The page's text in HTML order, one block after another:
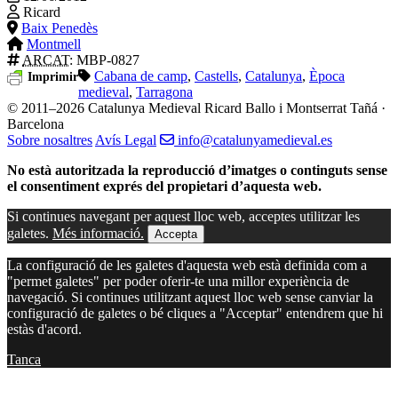
Ricard
Baix Penedès
Montmell
ARCAT: MBP-0827
Imprimir Cabana de camp, Castells, Catalunya, Època
medieval, Tarragona
© 2011–2026 Catalunya Medieval Ricard Ballo i Montserrat Tañá ·
Barcelona
Sobre nosaltres Avís Legal
info@catalunyamedieval.es
No està autoritzada la reproducció d’imatges o continguts sense
el consentiment exprés del propietari d’aquesta web.
Si continues navegant per aquest lloc web, acceptes utilitzar les
galetes. Més informació. Accepta
La configuració de les galetes d'aquesta web està definida com a
"permet galetes" per poder oferir-te una millor experiència de
navegació. Si continues utilitzant aquest lloc web sense canviar la
configuració de galetes o bé cliques a "Acceptar" entendrem que hi
estàs d'acord.
Tanca